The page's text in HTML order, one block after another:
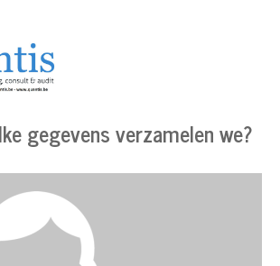
gegevens verzamelen we?